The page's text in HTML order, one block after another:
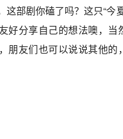
这部剧你磕了吗？这只“今
好分享自己的想法噢，当
朋友们也可以说说其他的